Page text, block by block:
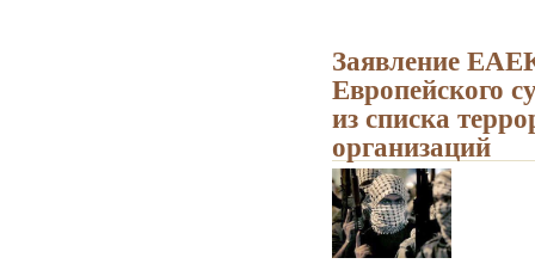
Заявление
Европейского
из списка
организаций